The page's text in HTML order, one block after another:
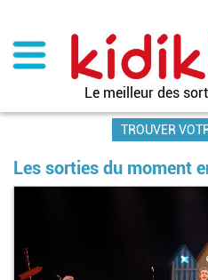
contenu
principal
Le meilleur des
TROUVER
Les sorties du moment